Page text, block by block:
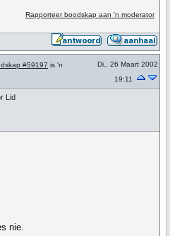
Rapporteer boodskap aan 'n moderator
#59197 is 'n
Di., 26 Maart 2002
19:11
Lid
nie.